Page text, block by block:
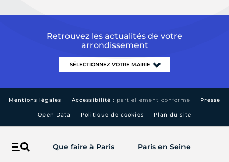
Menu Que faire à Paris Paris en Seine
Retrouvez les actualités de votre
arrondissement
Mentions légales Accessibilité : partiellement conforme Presse
Open Data Politique de cookies Plan du site